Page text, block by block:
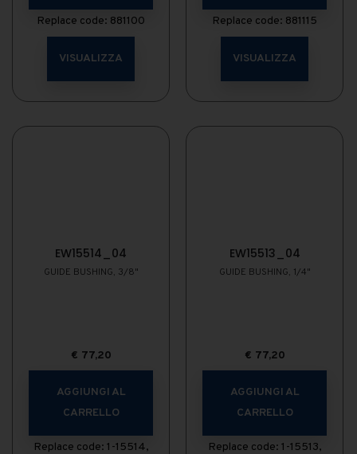
Replace code: 881100
VISUALIZZA
Replace code: 881115
VISUALIZZA
EW15514_04
GUIDE BUSHING, 3/8"
€ 77,20
AGGIUNGI AL
CARRELLO
Replace code: 1-15514,
EW15513_04
GUIDE BUSHING, 1/4"
€ 77,20
AGGIUNGI AL
CARRELLO
Replace code: 1-15513,